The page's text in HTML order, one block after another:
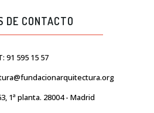
DE CONTACTO
91 595 15 57
1ª planta. 28004 - Madrid